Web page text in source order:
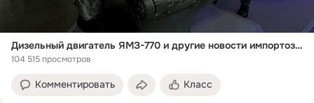
Дизельный двигатель ЯМЗ-770 и другие новости импортозамещения
104 515 просмотров
Комментировать Класс